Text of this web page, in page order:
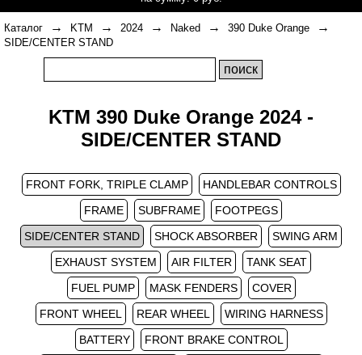
Каталог → KTM → 2024 → Naked → 390 Duke Orange →
SIDE/CENTER STAND
KTM 390 Duke Orange 2024 -
SIDE/CENTER STAND
FRONT FORK, TRIPLE CLAMP
HANDLEBAR CONTROLS
FRAME
SUBFRAME
FOOTPEGS
SIDE/CENTER STAND
SHOCK ABSORBER
SWING ARM
EXHAUST SYSTEM
AIR FILTER
TANK SEAT
FUEL PUMP
MASK FENDERS
COVER
FRONT WHEEL
REAR WHEEL
WIRING HARNESS
BATTERY
FRONT BRAKE CONTROL